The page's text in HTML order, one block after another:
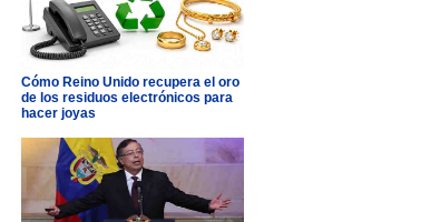
Cómo Reino Unido recupera el oro
de los residuos electrónicos para
hacer joyas